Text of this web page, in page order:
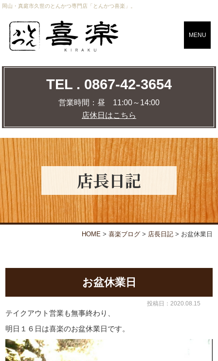
CLOSE
TEL . 0867-42-3654
営業時間：昼 11:00～14:00
店休日はこちら
MAP
店舗までの道のりを調べる
トップページ おしながき
お弁当・オードブル 喜楽について
店舗情報 喜楽ブログ
岡山・真庭市久世のとんかつ専門店「とんかつ喜楽」。
MENU
TEL . 0867-42-3654
営業時間： 昼 11:00～14:00
店休日はこちら
店⾧日記
HOME> 喜楽ブログ> 店⾧日記> お盆休業日
お盆休業日
投稿日：2020.08.15
テイクアウト営業も無事終わり、
明日１６日は喜楽のお盆休業日です。